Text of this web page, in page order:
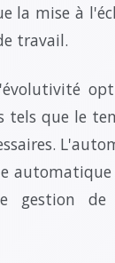
la mise à
travail.
tels que le
gestion de